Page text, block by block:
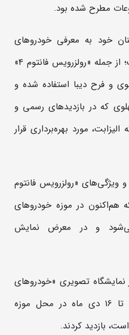
مطرح شده بود.
خود به معرفی خودروهای
تشریفاتی دوره پهلوی دوم پرداخت؛ از جمله «رولزرویس فانتوم 4»
و فرح دیبا استفاده شده و
که در بازدیدهای رسمی و
مورد بهره‌برداری قرار
ویژگی‌های «رولزرویس فانتوم
هم‌اکنون در موزه خودروهای
می‌شود و در معرض نمایش
تصویری «خودروهای
تشریفاتی از قاجار تا پهلوی» که تا 16 دی ماه در محل موزه
بازدید کردند.